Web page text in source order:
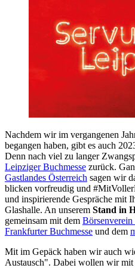
Nachdem wir im vergangenen
begangen haben, gibt es auch
Denn nach viel zu langer
Leipziger Buchmesse zurück.
Gastlandes Österreich sagen wir
blicken vorfreudig und
und inspirierende Gespräche mit
Glashalle. An unserem Stand in
gemeinsam mit dem Börsenverein
Frankfurter Buchmesse und dem
Mit im Gepäck haben wir auch
Austausch". Dabei wollen wir